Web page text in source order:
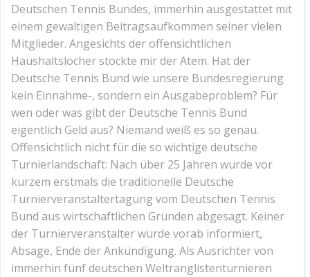
Deutschen Tennis Bundes, immerhin ausgestattet mit
einem gewaltigen Beitragsaufkommen seiner vielen
Mitglieder. Angesichts der offensichtlichen
Haushaltslöcher stockte mir der Atem. Hat der
Deutsche Tennis Bund wie unsere Bundesregierung
kein Einnahme-, sondern ein Ausgabeproblem? Für
wen oder was gibt der Deutsche Tennis Bund
eigentlich Geld aus? Niemand weiß es so genau.
Offensichtlich nicht für die so wichtige deutsche
Turnierlandschaft: Nach über 25 Jahren wurde vor
kurzem erstmals die traditionelle Deutsche
Turnierveranstaltertagung vom Deutschen Tennis
Bund aus wirtschaftlichen Gründen abgesagt. Keiner
der Turnierveranstalter wurde vorab informiert,
Absage, Ende der Ankündigung. Als Ausrichter von
immerhin fünf deutschen Weltranglistenturnieren